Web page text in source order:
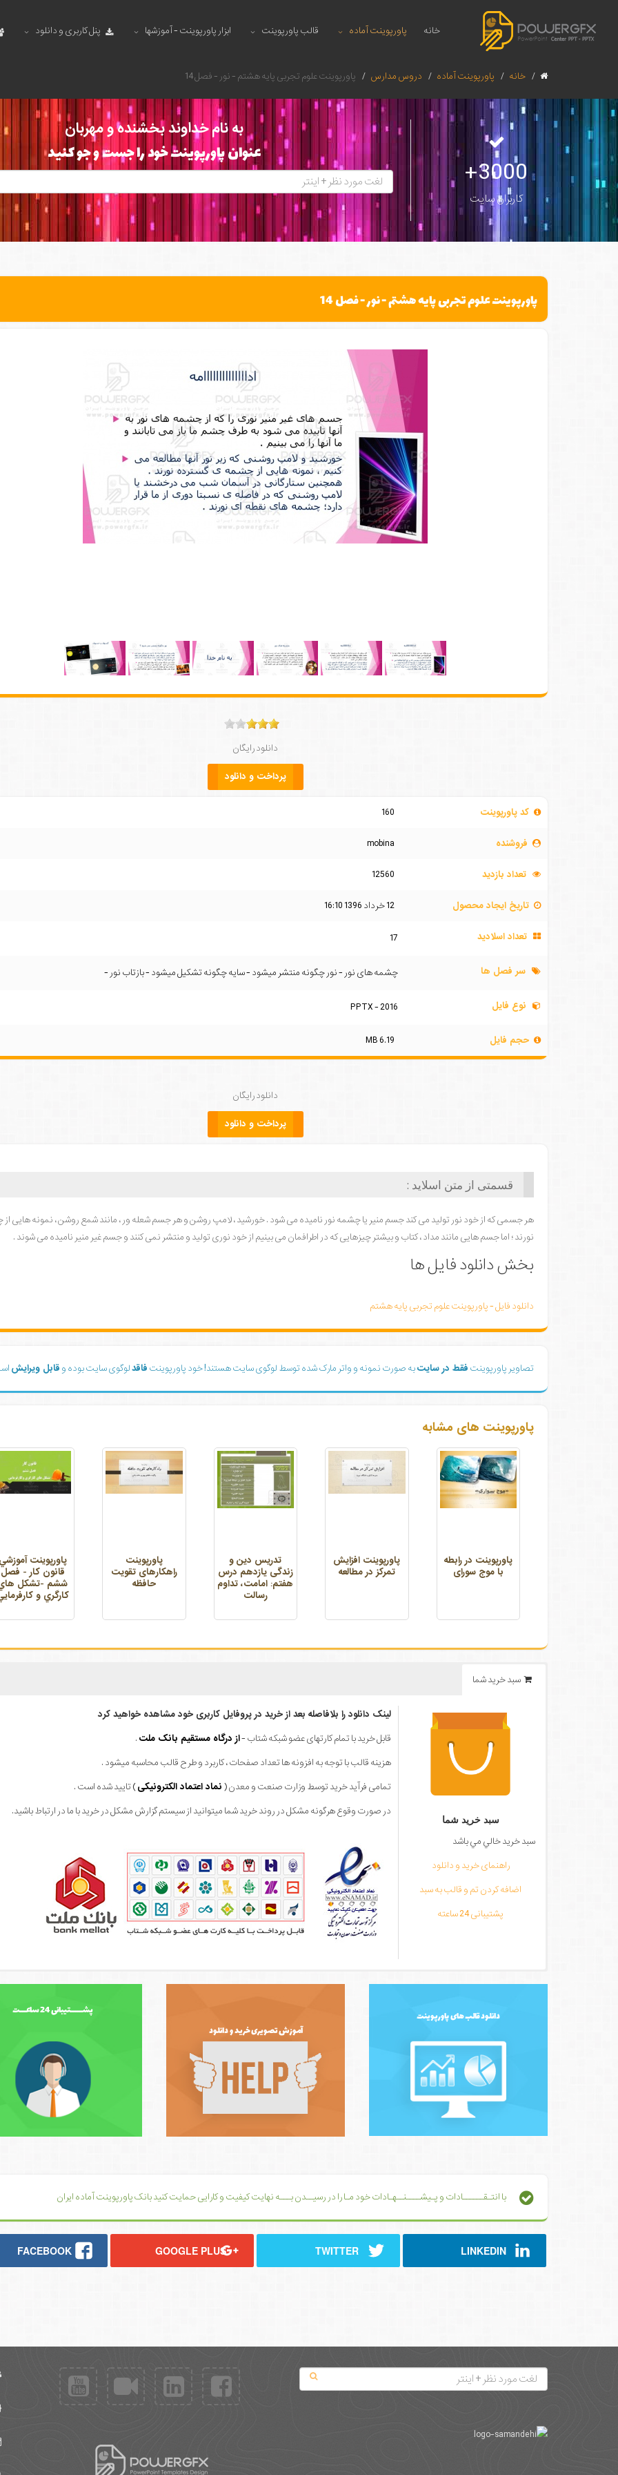
خانه پاورپوینت آماده قالب پاورپوینت ابزار پاورپوینت - آموزشها پنل کاربری و دانلود
خانه پاورپوینت آماده دروس مدارس پاورپوینت علوم تجربی پایه هشتم - نور - فصل 14
3000+
کاربران سایت
به نام خداوند بخشنده و مهربان
عنوان پاورپوینت خود را جست و جو کنید
پاورپوینت علوم تجربی پایه هشتم - نور - فصل 14
دانلود رایگان
پرداخت و دانلود
کد پاورپوینت 160
فروشنده mobina
تعداد بازدید 12560
تاریخ ایجاد محصول 12 خرداد 1396 16:10
تعداد اسلادید 17
سر فصل ها چشمه های نور - نور چگونه منتشر میشود - سایه چگونه تشکیل میشود - بازتاب نور -
نوع فایل PPTX - 2016
حجم فایل 6.19 MB
دانلود رایگان
پرداخت و دانلود
قسمتی از متن اسلاید :
هر جسمی که از خود نور تولید می کند جسم منیر یا چشمه نور نامیده می شود . خورشید ، لامپ روشن و هر جسم شعله ور ، مانند شمع روشن ، نمونه هایی
نورند ؛ اما جسم هایی مانند مداد ، کتاب و بیشتر چیزهایی که در اطرافمان می بینیم از خود نوری تولید و منتشر نمی کنند و جسم غیر منیر نامیده می شوند .
بخش دانلود فایل ها
دانلود فایل - پاورپوینت علوم تجربی پایه هشتم
تصاویر پاورپوینت فقط در سایتبه صورت نمونه و واتر مارک شده توسط لوگوی سایت هستند! خود پاورپوینت فاقدلوگوی سایت بوده و قابل ویرایش
پاورپوینت های مشابه
پاورپوینت در رابطه
با موج سورای
پاورپوینت افزایش
تمرکز در مطالعه
تدریس دین و
زندگی یازدهم درس
هفتم: امامت، تداوم
رسالت
پاورپوینت
راهکارهای تقویت
حافظه
پاورپوينت
قانون كار - فصل
ششم -تشكل
كارگري و
سبد خرید شما
سبد خرید شما
سبد خرید خالي مي باشد
راهنمای خرید و دانلود
اضافه کردن تم و قالب به سبد
پشتیبانی 24 ساعته
لینک دانلود را بلافاصله بعد از خرید در پروفایل کاربری خود مشاهده خواهید کرد
قابل خرید با تمام کارتهای عضو شبکه شتاب -از درگاه مستقیم بانک ملت .
هزینه قالب با توجه به افزونه ها تعداد صفحات ، کاربرد و طرح قالب محاسبه میشود .
تمامی فرآید خرید توسط وزارت صنعت و معدن ( نماد اعتماد الکترونیکی) تایید شده است .
در صورت وقوع هرگونه مشکل در روند خرید شما میتوانید از سیستم گزارش مشکل در خرید با ما در ارتباط باشید.
دانلود قالب های پاورپوینت
آموزش تصویری خرید و دانلود
پشــــــتیبانی 24 ساعـــت
با انتـقــــــادات و پـیشــــنــهـادات خود مـا را در رسیــدن بـــه نهایت کیفیت و کارایی حمایت کنید بانک پاورپوینت آماده ایران
FACEBOOK GOOGLE PLUS TWITTER LINKEDIN